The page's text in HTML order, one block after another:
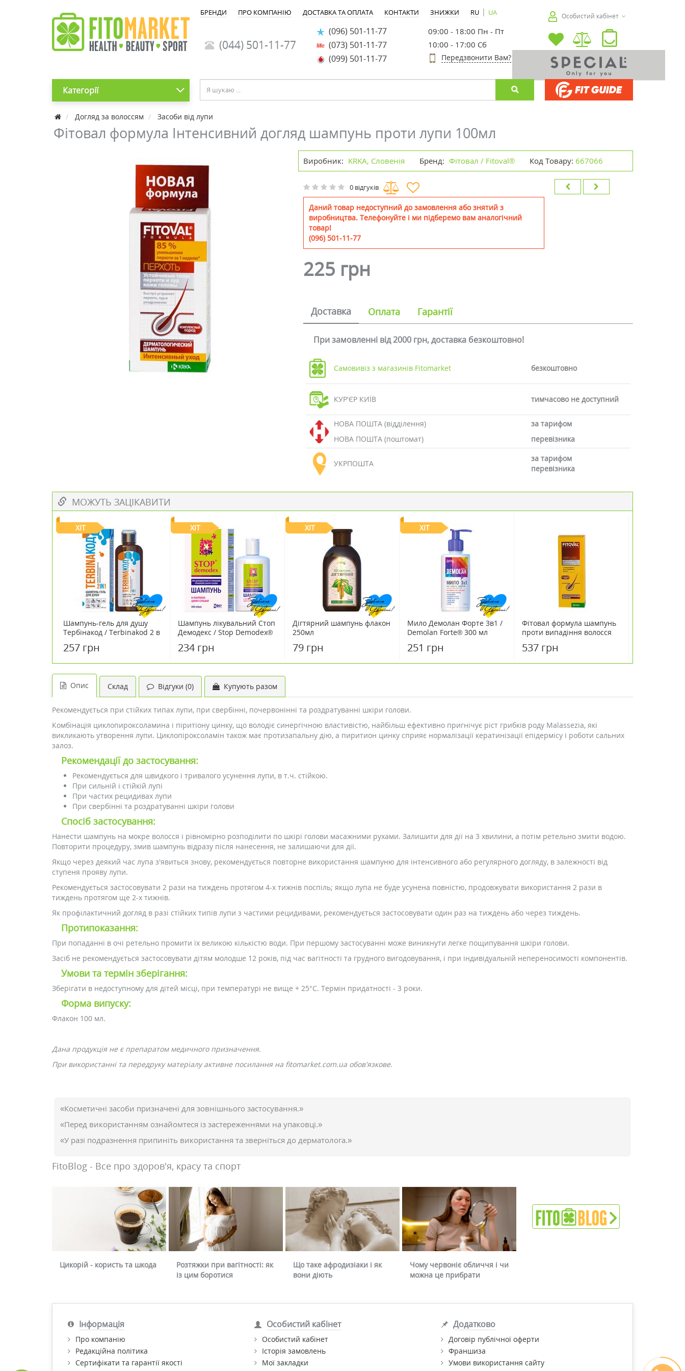
БРЕНДИ ПРО КОМПАНІЮ ДОСТАВКА ТА ОПЛАТА КОНТАКТИ ЗНИЖКИ RU | UA
(044) 501-11-77
(096) 501-11-77
(073) 501-11-77
(099) 501-11-77
09:00 - 18:00 Пн - Пт
10:00 - 17:00 Сб
Передзвонити Вам?
Особистий кабінет
Категорії
Догляд за волоссям Засоби від лупи
Фітовал формула Інтенсивний догляд шампунь проти лупи 100мл
Виробник: KRKA, Словенія Бренд: Фітовал / Fitoval® Код Товару: 667066
0 відгуків
Даний товар недоступний до замовлення або знятий з
виробництва. Телефонуйте і ми підберемо вам аналогічний
товар!
(096) 501-11-77
225 грн
Доставка Оплата Гарантії
При замовленні від 2000 грн, доставка безкоштовно!
Самовивіз з магазинів Fitomarket безкоштовно
КУР'ЄР КИЇВ тимчасово не доступний
НОВА ПОШТА (відділення)
за тарифом
НОВА ПОШТА (поштомат)
перевізника
УКРПОШТА
за тарифом
перевізника
МОЖУТЬ ЗАЦІКАВИТИ
ХІТ
Шампунь-гель для душу
Тербінакод / Terbinakod 2 в
257 грн
ХІТ
Шампунь лікувальний Стоп
Демодекс / Stop Demodex®
234 грн
ХІТ
Дігтярний шампунь флакон
250мл
79 грн
ХІТ
Мило Демолан Форте 3в1 /
Demolan Forte® 300 мл
251 грн
Фітовал формула шампунь
проти випадіння волосся
537 грн
Опис Склад Відгуки (0) Купують разом
Рекомендується при стійких типах лупи, при свербінні, почервонінні та роздратуванні шкіри голови.
Комбінація циклопироксоламина і піритіону цинку, що володіє синергічною властивістю, найбільш ефективно пригнічує ріст грибків роду Malassezia, які
викликають утворення лупи. Циклопіроксоламін також має протизапальну дію, а пиритион цинку сприяє нормалізації кератинізації епідермісу і роботи сальних
залоз.
Рекомендації до застосування:
Рекомендується для швидкого і тривалого усунення лупи, в т.ч. стійкою.
При сильній і стійкій лупі
При частих рецидивах лупи
При свербінні та роздратуванні шкіри голови
Спосіб застосування:
Нанести шампунь на мокре волосся і рівномірно розподілити по шкірі голови масажними рухами. Залишити для дії на 3 хвилини, а потім ретельно змити водою.
Повторити процедуру, змив шампунь відразу після нанесення, не залишаючи для дії.
Якщо через деякий час лупа з'явиться знову, рекомендується повторне використання шампуню для інтенсивного або регулярного догляду, в залежності від
ступеня прояву лупи.
Рекомендується застосовувати 2 рази на тиждень протягом 4-х тижнів поспіль; якщо лупа не буде усунена повністю, продовжувати використання 2 рази в
тиждень протягом ще 2-х тижнів.
Як профілактичний догляд в разі стійких типів лупи з частими рецидивами, рекомендується застосовувати один раз на тиждень або через тиждень.
Протипоказання:
При попаданні в очі ретельно промити їх великою кількістю води. При першому застосуванні може виникнути легке пощипування шкіри голови.
Засіб не рекомендується застосовувати дітям молодше 12 років, під час вагітності та грудного вигодовування, і при індивідуальній непереносимості компонентів.
Умови та термін зберігання:
Зберігати в недоступному для дітей місці, при температурі не вище + 25°C. Термін придатності - 3 роки.
Форма випуску:
Флакон 100 мл.
Дана продукція не є препаратом медичного призначення.
При використанні та передруку матеріалу активне посилання на fitomarket.com.ua обов'язкове.
«Косметичні засоби призначені для зовнішнього застосування.»
«Перед використанням ознайомтеся із застереженнями на упаковці.»
«У разі подразнення припиніть використання та зверніться до дерматолога.»
FitoBlog - Все про здоров'я, красу та спорт
Цикорій - користь та шкода
Розтяжки при вагітності: як
із цим боротися
Що таке афродизіаки і як
вони діють
Чому червоніє обличчя і чи
можна це прибрати
Інформація
Про компанію
Редакційна політика
Сертифікати та гарантії якості
Особистий кабінет
Особистий кабінет
Історія замовлень
Мої закладки
Додатково
Договір публічної оферти
Франшиза
Умови використання сайту